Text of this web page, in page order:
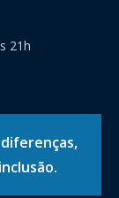
21h